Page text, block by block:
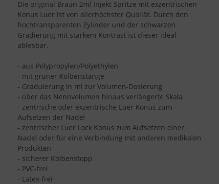
Die original Braun 2ml Injekt Spritze mit exzentrischen
Konus Luer ist von allerhöchster Qualiät. Durch den
hochtransparenten Zylinder und der schwarzen
Gradierung mit starkem Kontrast ist dieser ideal
ablesbar.
- aus Polypropylen/Polyethylen
- mit grüner Kolbenstange
- Graduierung in ml zur Volumen-Dosierung
- über das Nennvolumen hinaus verlängerte Skala
- zentrische oder exzentrische Luer Konus zum
Aufsetzen der Nadel
- zentrischer Luer Lock Konus zum Aufsetzen einer
Nadel oder für eine Verbindung mit anderen medikalen
Produkten
- sicherer Kolbenstopp
- PVC-frei
- Latex-frei